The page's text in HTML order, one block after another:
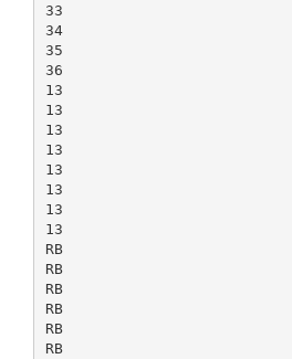
33
34
35
36
13
13
13
13
13
13
13
13
RB
RB
RB
RB
RB
RB